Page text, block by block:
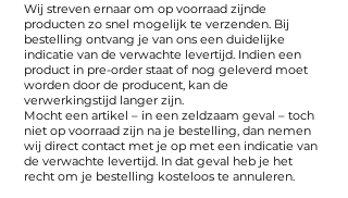
Wij streven ernaar om op voorraad zijnde
producten zo snel mogelijk te verzenden. Bij
bestelling ontvang je van ons een duidelijke
indicatie van de verwachte levertijd. Indien een
product in pre-order staat of nog geleverd moet
worden door de producent, kan de
verwerkingstijd langer zijn.
Mocht een artikel – in een zeldzaam geval – toch
niet op voorraad zijn na je bestelling, dan nemen
wij direct contact met je op met een indicatie van
de verwachte levertijd. In dat geval heb je het
recht om je bestelling kosteloos te annuleren.